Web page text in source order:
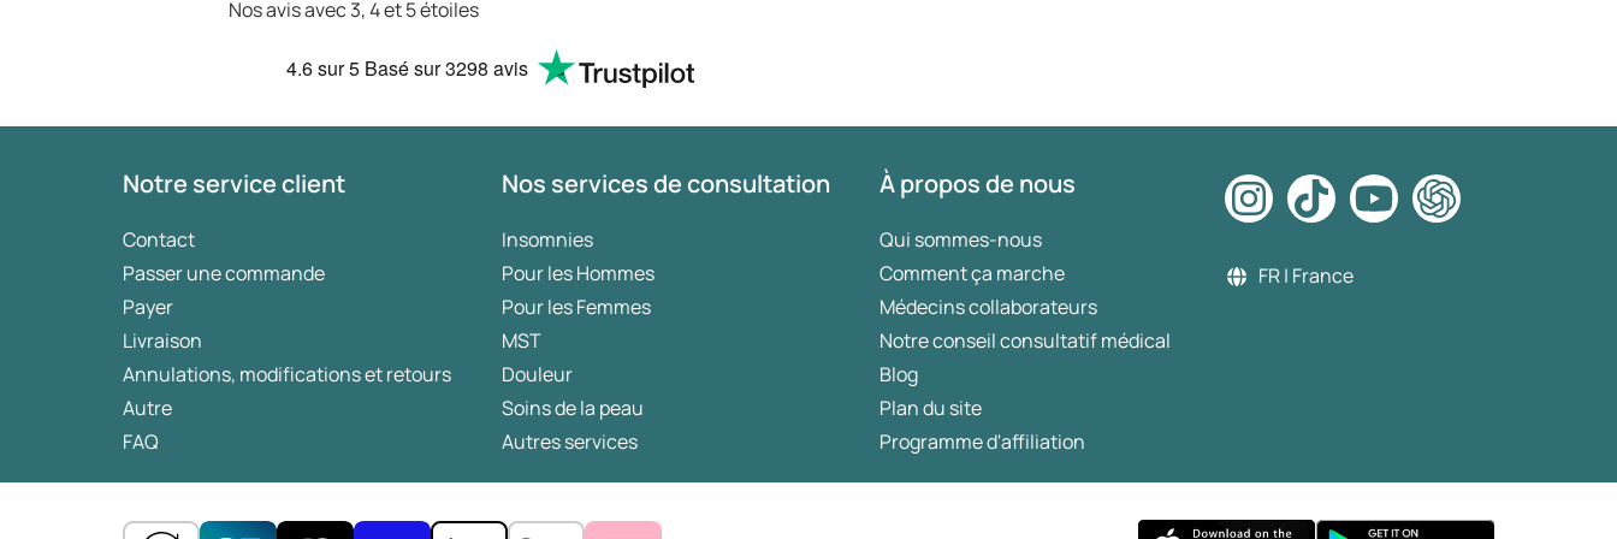
Nos avis avec 3, 4 et 5 étoiles
4.6sur 5 Basé sur3298 avis
Notre service client
Contact
Passer une commande
Payer
Livraison
Annulations, modifications et retours
Autre
FAQ
Nos services de consultation
Insomnies
Pour les Hommes
Pour les Femmes
MST
Douleur
Soins de la peau
Autres services
À propos de nous
Qui sommes-nous
Comment ça marche
Médecins collaborateurs
Notre conseil consultatif médical
Blog
Plan du site
Programme d'affiliation
FR | France